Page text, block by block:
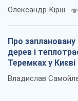
Олександр Кірш
Про
дерев і
Теремках у Києві
Владислав